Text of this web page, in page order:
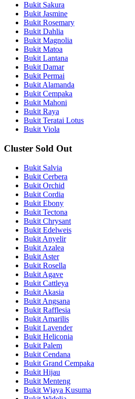
Bukit Sakura
Bukit Jasmine
Bukit Rosemary
Bukit Dahlia
Bukit Magnolia
Bukit Matoa
Bukit Lantana
Bukit Damar
Bukit Permai
Bukit Alamanda
Bukit Cempaka
Bukit Mahoni
Bukit Raya
Bukit Teratai Lotus
Bukit Viola
Cluster Sold Out
Bukit Salvia
Bukit Cerbera
Bukit Orchid
Bukit Cordia
Bukit Ebony
Bukit Tectona
Bukit Chrysant
Bukit Edelweis
Bukit Anyelir
Bukit Azalea
Bukit Aster
Bukit Rosella
Bukit Agave
Bukit Cattleya
Bukit Akasia
Bukit Angsana
Bukit Rafflesia
Bukit Amarilis
Bukit Lavender
Bukit Heliconia
Bukit Palem
Bukit Cendana
Bukit Grand Cempaka
Bukit Hijau
Bukit Menteng
Bukit Wjaya Kusuma